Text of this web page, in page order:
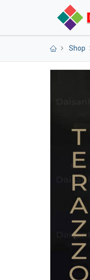
Shop